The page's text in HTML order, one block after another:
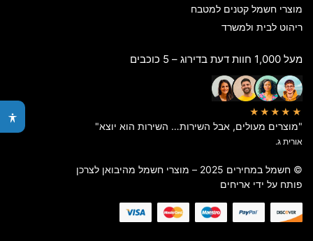
מוצרי חשמל קטנים למטבח
ריהוט לבית ולמשרד
מעל 1,000 חוות דעת בדירוג – 5 כוכבים
★★★★★
"מוצרים מעולים, אבל השירות… השירות הוא יוצא"
אורית ג.
© חשמל במחירים 2025 – מוצרי חשמל מהיבואן לצרכן
פותח על ידי אריחים